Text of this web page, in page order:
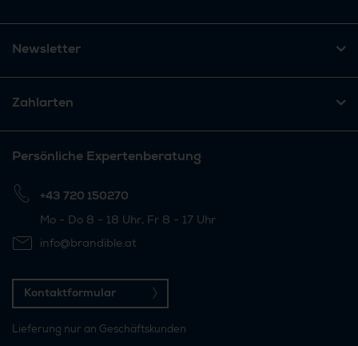
Newsletter
Zahlarten
Persönliche Expertenberatung
+43 720 150270
Mo - Do 8 - 18 Uhr, Fr 8 - 17 Uhr
info@brandible.at
Kontaktformular
Lieferung nur an Geschäftskunden